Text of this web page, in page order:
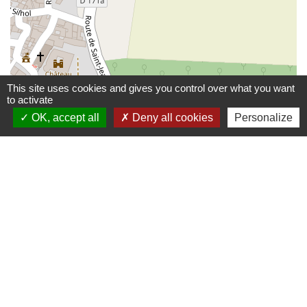
Leaflet
© OpenStreetMap
This site uses cookies and gives you control over what you want
to activate
OK, accept all
Deny all cookies Personalize